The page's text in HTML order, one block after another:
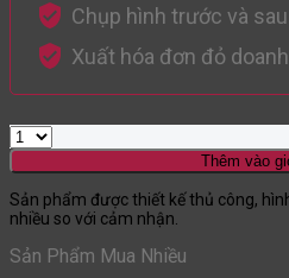
Chụp hình trước và
Xuất hóa đơn đỏ
Thêm vào
Sản phẩm được thiết kế thủ công,
nhiều so với cảm nhận.
Sản Phẩm Mua Nhiều